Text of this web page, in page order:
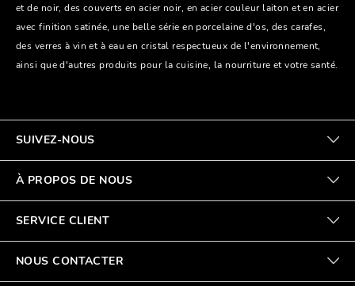
et de noir, des couverts en acier noir, en acier couleur laiton et en acier
avec finition satinée, une belle série en porcelaine d'os, des carafes,
des verres à vin et à eau en cristal respectueux de l'environnement,
ainsi que d'autres produits pour la cuisine, la nourriture et votre santé.
SUIVEZ-NOUS
À PROPOS DE NOUS
SERVICE CLIENT
NOUS CONTACTER